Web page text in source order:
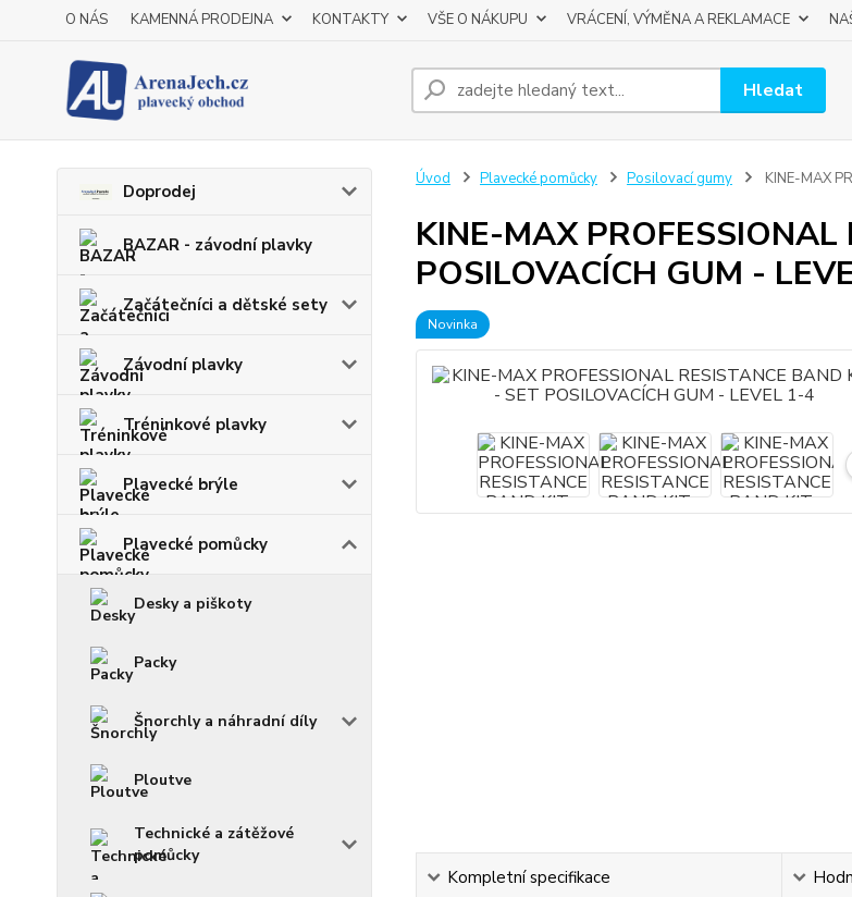
O NÁS KAMENNÁ PRODEJNA KONTAKTY VŠE O NÁKUPU VRÁCENÍ, VÝMĚNA A REKLAMACE
Hledat
Doprodej
BAZAR - závodní plavky
Začátečníci a dětské sety
Závodní plavky
Tréninkové plavky
Plavecké brýle
Plavecké pomůcky
Desky a piškoty
Packy
Šnorchly a náhradní díly
Ploutve
Technické a zátěžové
pomůcky
Úvod Plavecké pomůcky Posilovací gumy KINE-MAX
KINE-MAX
POSILOVACÍCH GUM -
Novinka
Kompletní specifikace